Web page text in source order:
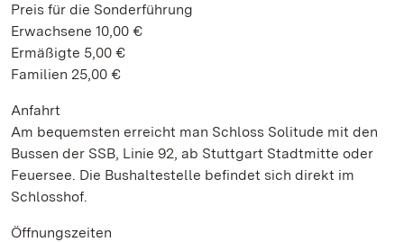
Preis für die Sonderführung
Erwachsene 10,00 €
Ermäßigte 5,00 €
Familien 25,00 €
Anfahrt
Am bequemsten erreicht man Schloss Solitude mit den
Bussen der SSB, Linie 92, ab Stuttgart Stadtmitte oder
Feuersee. Die Bushaltestelle befindet sich direkt im
Schlosshof.
Öffnungszeiten